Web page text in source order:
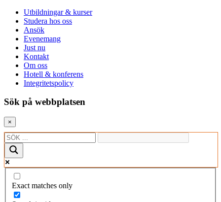
Utbildningar & kurser
Studera hos oss
Ansök
Evenemang
Just nu
Kontakt
Om oss
Hotell & konferens
Integritetspolicy
Sök på webbplatsen
×
Exact matches only